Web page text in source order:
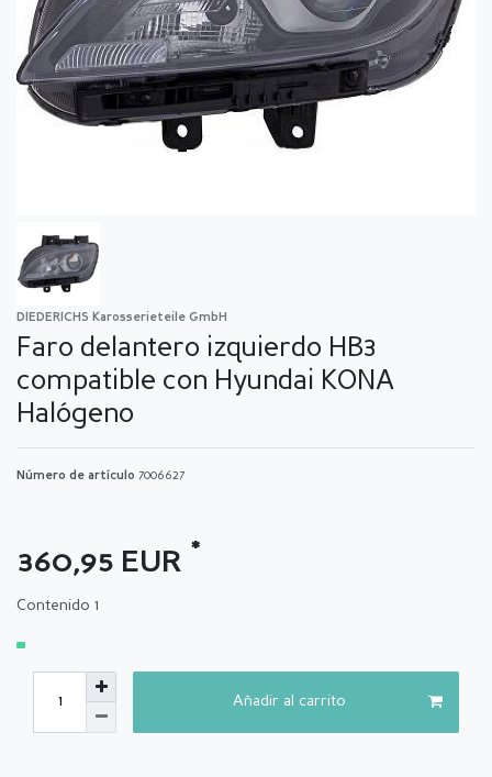
DIEDERICHS Karosserieteile GmbH
Faro delantero izquierdo HB3
compatible con Hyundai KONA
Halógeno
Número de artículo 7006627
360,95 EUR *
Contenido 1
Añadir al carrito